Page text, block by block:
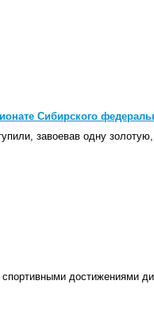
Сибирского
завоевав одну
спортивными